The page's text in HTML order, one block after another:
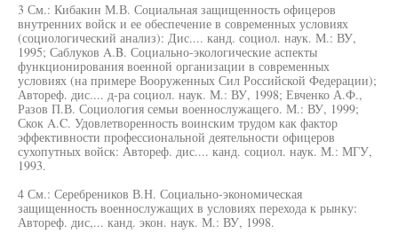
3 См.: Кибакин М.В. Социальная защищенность офицеров
внутренних войск и ее обеспечение в современных условиях
(социологический анализ): Дис.... канд. социол. наук. М.: ВУ,
1995; Саблуков A.B. Социально-экологические аспекты
функционирования военной организации в современных
условиях (на примере Вооруженных Сил Российской Федерации);
Автореф. дис.... д-ра социол. наук. М.: ВУ, 1998; Евченко А.Ф.,
Разов П.В. Социология семьи военнослужащего. М.: ВУ, 1999;
Скок A.C. Удовлетворенность воинским трудом как фактор
эффективности профессиональной деятельности офицеров
сухопутных войск: Автореф. дис.... канд. социол. наук. М.: МГУ,
1993.
4 См.: Серебреников В.Н. Социально-экономическая
защищенность военнослужащих в условиях перехода к рынку:
Автореф. дис,... канд. экон. наук. М.: ВУ, 1998.